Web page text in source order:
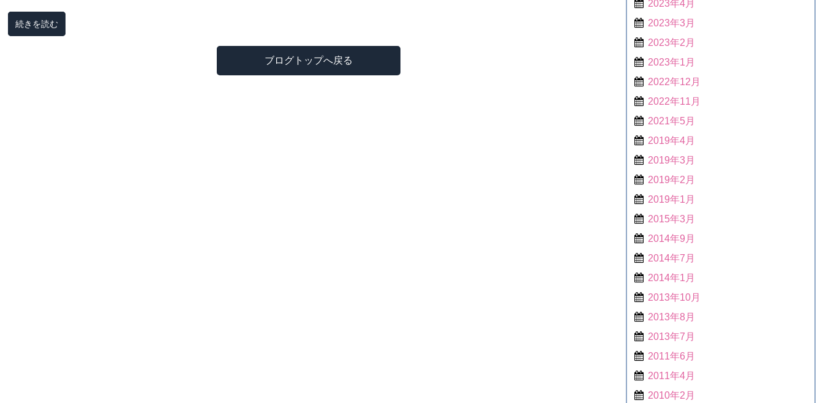
続きを読む
ブログトップへ戻る
2023年4月
2023年3月
2023年2月
2023年1月
2022年12月
2022年11月
2021年5月
2019年4月
2019年3月
2019年2月
2019年1月
2015年3月
2014年9月
2014年7月
2014年1月
2013年10月
2013年8月
2013年7月
2011年6月
2011年4月
2010年2月